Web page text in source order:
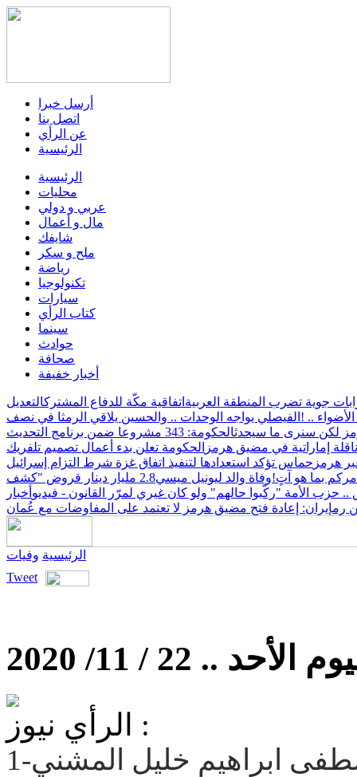
أرسل خبرا
اتصل بنا
عن الرأي
الرئيسية
الرئيسية
محليات
عربي و دولي
مال و أعمال
شايفك
ملح و سكر
رياضة
تكنولوجيا
سيارات
كتاب الرأي
سينما
حوادث
صحافة
أخبار خفيفة
جوية تضرب المنطقة العربية اتفاقية مكّة للدفاع المشتركالتعديل
.. ! الفيصلي يواجه الوحدات .. والحسين يلاقي الرمثا في نصف
لكن سنرى ما سيحدث
الحكومة: 343 مشروعا ضمن برنامج التحديث
ناقلة إماراتية في مضيق هرمز الحكومة تعلن بدء أعمال تصميم تلفريك
هرمز حماس تؤكد استعدادها لتنفيذ اتفاق غزة شرط التزام إسرائيل
بما هو آتٍ!وفاة والد ليونيل ميسي
2.8 مليار دينار قروض "كشف
حزب الأمة "ركّبوا حالهم" ولو كان غيري لمرّر القانون - فيديو أخبار
رمإيران: إعادة فتح مضيق هرمز لا تعتمد على المفاوضات مع عُمان
الرئيسية وفيات
Tweet
.. 22 / 11/ 2020
الرأي نيوز :
ابراهيم خليل المشني